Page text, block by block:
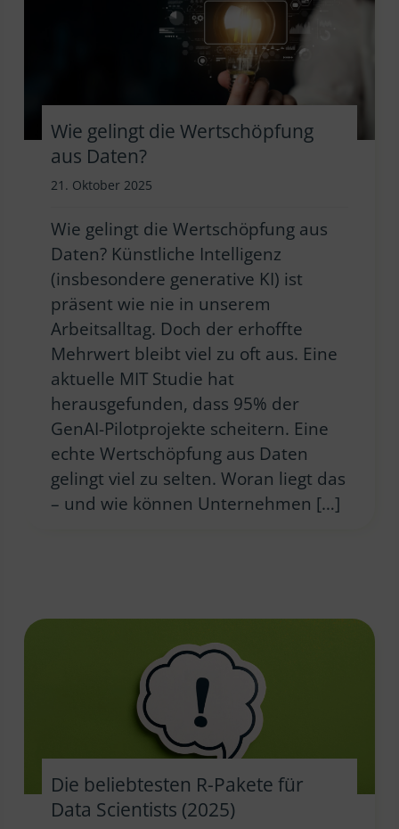
Wie gelingt die Wertschöpfung
aus Daten?
21. Oktober 2025
Wie gelingt die Wertschöpfung aus
Daten? Künstliche Intelligenz
(insbesondere generative KI) ist
präsent wie nie in unserem
Arbeitsalltag. Doch der erhoffte
Mehrwert bleibt viel zu oft aus. Eine
aktuelle MIT Studie hat
herausgefunden, dass 95% der
GenAI-Pilotprojekte scheitern. Eine
echte Wertschöpfung aus Daten
gelingt viel zu selten. Woran liegt das
– und wie können Unternehmen […]
Die beliebtesten R-Pakete für
Data Scientists (2025)